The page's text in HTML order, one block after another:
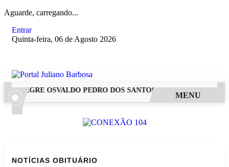
Aguarde, carregando...
Entrar
Quinta-feira, 06 de Agosto 2026
ALEGRE OSVALDO PEDRO DOS SANTOS, O “NEGUINHO DA
MENU
NOTÍCIAS OBITUÁRIO